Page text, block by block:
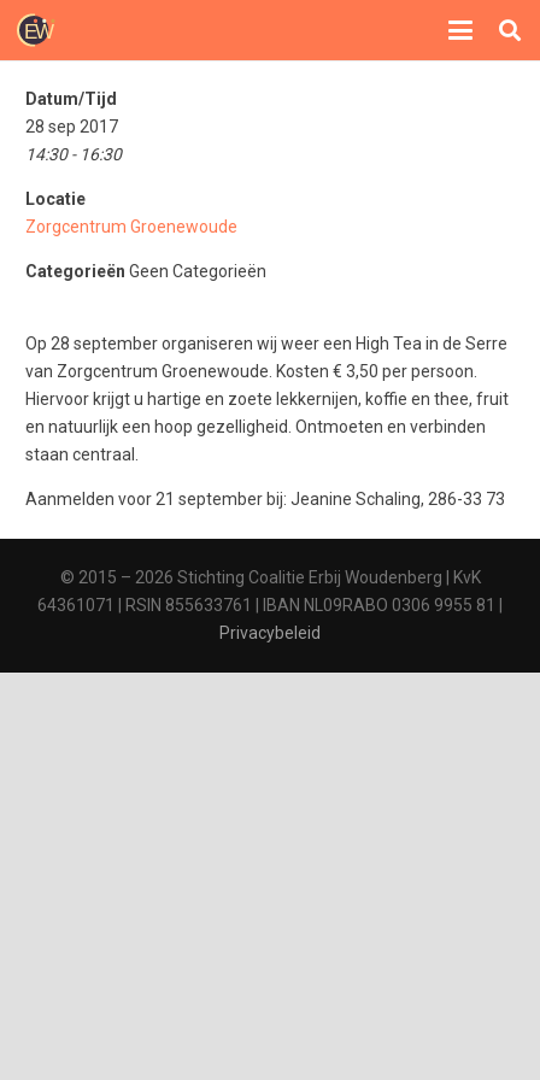
Datum/Tijd
28 sep 2017
14:30 - 16:30
Locatie
Zorgcentrum Groenewoude
Categorieën Geen Categorieën
Op 28 september organiseren wij weer een High Tea in de Serre
van Zorgcentrum Groenewoude. Kosten € 3,50 per persoon.
Hiervoor krijgt u hartige en zoete lekkernijen, koffie en thee, fruit
en natuurlijk een hoop gezelligheid. Ontmoeten en verbinden
staan centraal.
Aanmelden voor 21 september bij: Jeanine Schaling, 286-33 73
© 2015 – 2026 Stichting Coalitie Erbij Woudenberg | KvK
64361071 | RSIN 855633761 | IBAN NL09RABO 0306 9955 81 |
Privacybeleid